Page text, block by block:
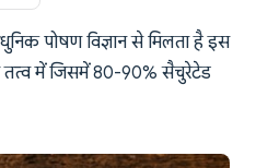
पोषण विज्ञान से मिलता है इस
में जिसमें 80-90% सैचुरेटेड